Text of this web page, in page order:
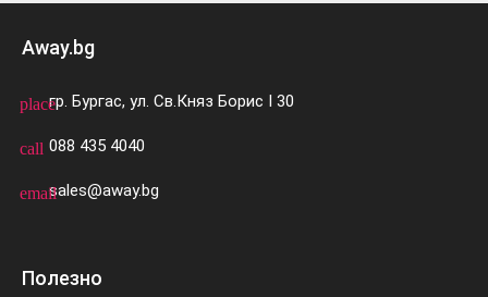
Away.bg
placeгр. Бургас, ул. Св.Княз Борис I 30
call 088 435 4040
emailsales@away.bg
Полезно